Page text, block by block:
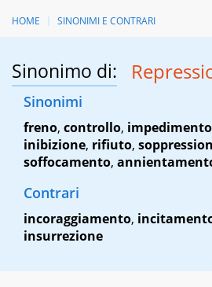
HOME SINONIMI E CONTRARI
Sinonimo di:
Sinonimi
freno, controllo, impedimento
inibizione, rifiuto,
soffocamento,
Contrari
incoraggiamento,
insurrezione